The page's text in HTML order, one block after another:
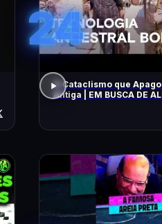
24
O Cataclismo que
Antiga | EM BUSCA DE